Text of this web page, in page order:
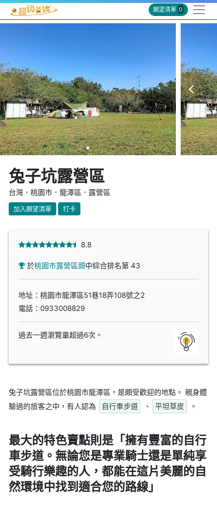
願望清單 0
兔子坑露營區
台灣．桃園市．龍潭區．露營區
加入願望清單 打卡
8.8
於桃園市露營區類中綜合排名第 43
地址：桃園市龍潭區51巷18弄108號之2
電話： 0933008829
過去一週瀏覽量超過6次。
兔子坑露營區位於桃園市龍潭區，是頗受歡迎的地點。 親身體
驗過的旅客之中，有人認為
自行車步道 、 平坦草皮 。
最大的特色賣點則是「擁有豐富的自行
車步道。無論您是專業騎士還是單純享
受騎行樂趣的人，都能在這片美麗的自
然環境中找到適合您的路線」